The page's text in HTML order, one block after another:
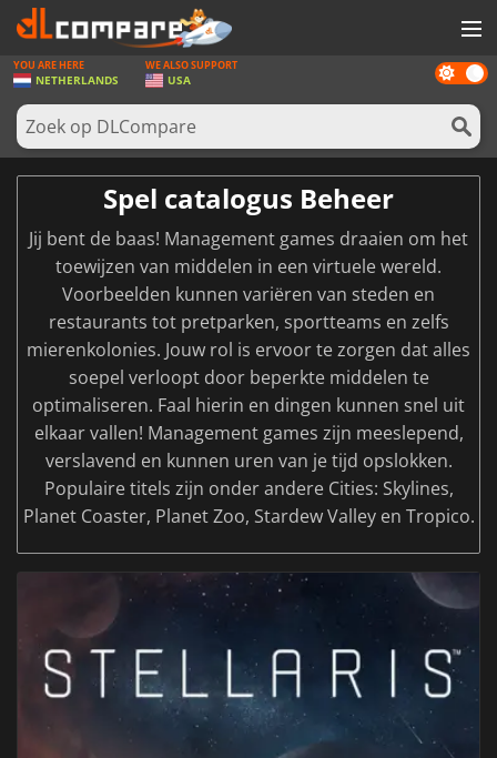
SPELLEN
GAME CARDS
SOFTWARE
NIEUWS
LOG IN OF REGISTREER
Dark
mode
YOU ARE HERE
NETHERLANDS
WE ALSO SUPPORT
USA
Spel catalogus Beheer
Jij bent de baas! Management games draaien om het
toewijzen van middelen in een virtuele wereld.
Voorbeelden kunnen variëren van steden en
restaurants tot pretparken, sportteams en zelfs
mierenkolonies. Jouw rol is ervoor te zorgen dat alles
soepel verloopt door beperkte middelen te
optimaliseren. Faal hierin en dingen kunnen snel uit
elkaar vallen! Management games zijn meeslepend,
verslavend en kunnen uren van je tijd opslokken.
Populaire titels zijn onder andere Cities: Skylines,
Planet Coaster, Planet Zoo, Stardew Valley en Tropico.